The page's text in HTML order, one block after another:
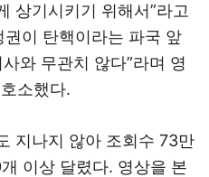
상기시키기 위해서”라고
이 탄핵이라는 파국 앞
와 무관치 않다”라며 영
소했다.
지나지 않아 조회수 73만
이상 달렸다. 영상을 본